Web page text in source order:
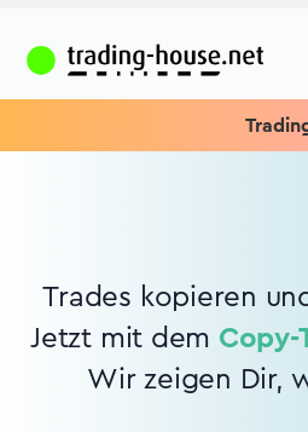
Trading
Trades kopieren
Jetzt mit dem Copy-
Wir zeigen Dir,